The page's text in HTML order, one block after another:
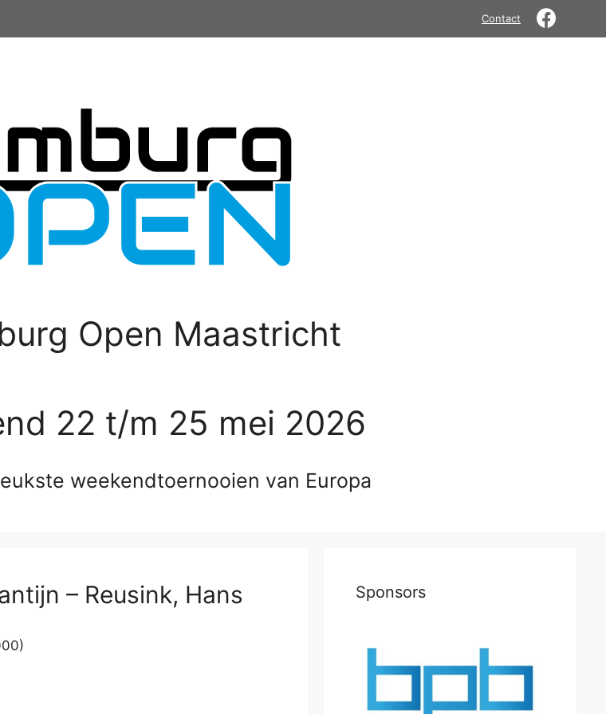
Contact
Open Maastricht
22 t/m 25 mei 2026
weekendtoernooien van Europa
– Reusink, Hans Sponsors